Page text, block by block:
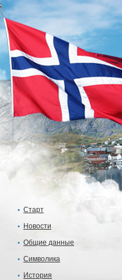
Старт
Новости
Общие данные
Символика
История